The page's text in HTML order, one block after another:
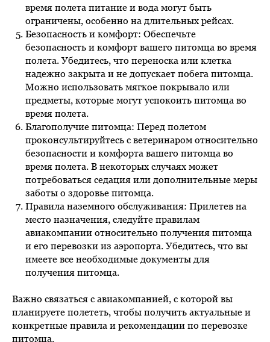
время полета питание и вода могут быть
ограничены, особенно на длительных рейсах.
Безопасность и комфорт: Обеспечьте
безопасность и комфорт вашего питомца во время
полета. Убедитесь, что переноска или клетка
надежно закрыта и не допускает побега питомца.
Можно использовать мягкое покрывало или
предметы, которые могут успокоить питомца во
время полета.
Благополучие питомца: Перед полетом
проконсультируйтесь с ветеринаром относительно
безопасности и комфорта вашего питомца во
время полета. В некоторых случаях может
потребоваться седация или дополнительные меры
заботы о здоровье питомца.
Правила наземного обслуживания: Прилетев на
место назначения, следуйте правилам
авиакомпании относительно получения питомца
и его перевозки из аэропорта. Убедитесь, что вы
имеете все необходимые документы для
получения питомца.
Важно связаться с авиакомпанией, с которой вы
планируете полететь, чтобы получить актуальные и
конкретные правила и рекомендации по перевозке
питомца.